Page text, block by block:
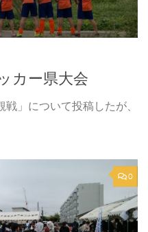
カー県大会
」について投稿したが、
0